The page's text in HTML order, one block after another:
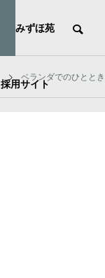
みずほ苑
採用サイト
ベランダでのひととき